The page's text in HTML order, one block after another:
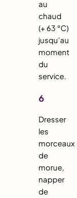
au
chaud
(+ 63 °C)
jusqu’au
moment
du
service.
6
Dresser
les
morceaux
de
morue,
napper
de